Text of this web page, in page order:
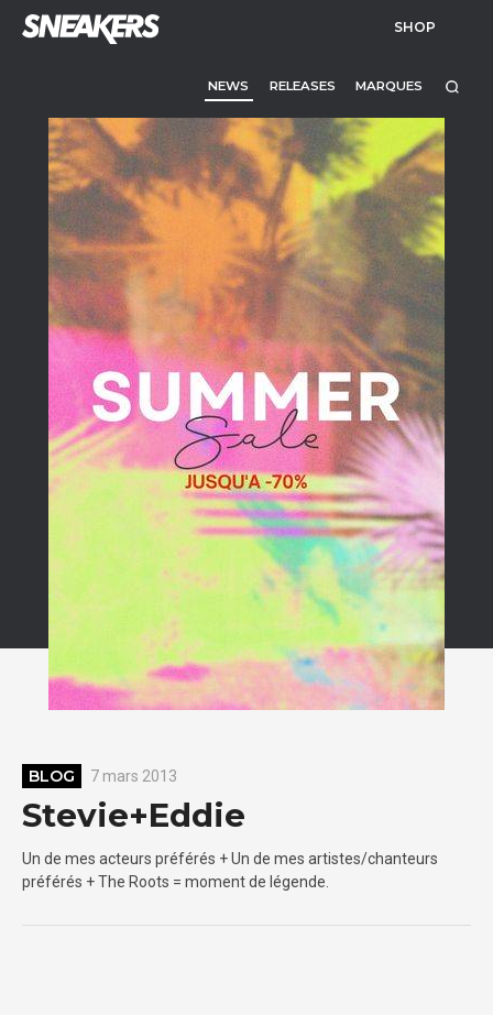
SHOP
NEWS RELEASES MARQUES
BLOG 7 mars 2013
Stevie+Eddie
Un de mes acteurs préférés + Un de mes artistes/chanteurs
préférés + The Roots = moment de légende.